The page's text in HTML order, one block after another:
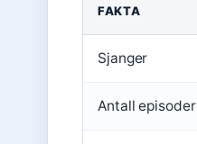
FAKTA
Sjanger
Antall episoder